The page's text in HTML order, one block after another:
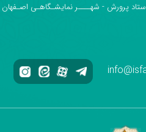
پرورش - شهــــر نمایشـگاهـی اصـفهان